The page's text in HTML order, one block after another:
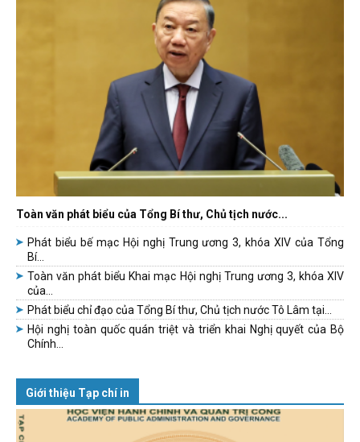
Toàn văn phát biểu của Tổng Bí thư, Chủ tịch nước...
Phát biểu bế mạc Hội nghị Trung ương 3, khóa XIV của Tổng
Bí...
Toàn văn phát biểu Khai mạc Hội nghị Trung ương 3, khóa XIV
của...
Phát biểu chỉ đạo của Tổng Bí thư, Chủ tịch nước Tô Lâm tại...
Hội nghị toàn quốc quán triệt và triển khai Nghị quyết của Bộ
Chính...
Giới thiệu Tạp chí in